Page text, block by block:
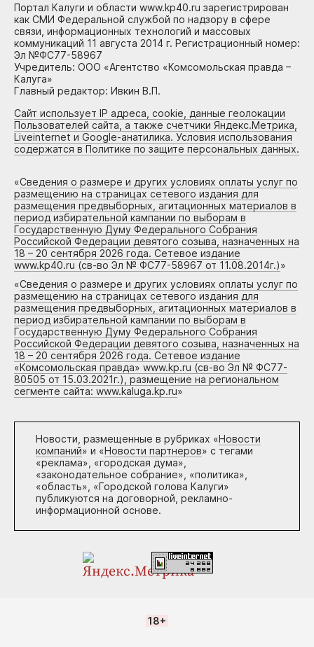
Портал Калуги и области www.kp40.ru зарегистрирован
как СМИ Федеральной службой по надзору в сфере
связи, информационных технологий и массовых
коммуникаций 11 августа 2014 г. Регистрационный номер:
Эл №ФС77-58967
Учредитель: ООО «Агентство «Комсомольская правда –
Калуга»
Главный редактор: Ивкин В.П.
Сайт использует IP адреса, cookie, данные геолокации
Пользователей сайта, а также счетчики Яндекс.Метрика,
Liveinternet и Google-анатилика. Условия использования
содержатся в Политике по защите персональных данных.
«Сведения о размере и других условиях оплаты услуг по
размещению на страницах сетевого издания для
размещения предвыборных, агитационных материалов в
период избирательной кампании по выборам в
Государственную Думу Федерального Собрания
Российской Федерации девятого созыва, назначенных на
18 – 20 сентября 2026 года. Сетевое издание
www.kp40.ru (св-во Эл № ФС77-58967 от 11.08.2014г.)»
«Сведения о размере и других условиях оплаты услуг по
размещению на страницах сетевого издания для
размещения предвыборных, агитационных материалов в
период избирательной кампании по выборам в
Государственную Думу Федерального Собрания
Российской Федерации девятого созыва, назначенных на
18 – 20 сентября 2026 года. Сетевое издание
«Комсомольская правда» www.kp.ru (св-во Эл № ФС77-
80505 от 15.03.2021г.), размещение на региональном
сегменте сайта: www.kaluga.kp.ru»
Новости, размещенные в рубриках «Новости
компаний» и «Новости партнеров» с тегами
«реклама», «городская дума»,
«законодательное собрание», «политика»,
«область», «Городской голова Калуги»
публикуются на договорной, рекламно-
информационной основе.
18+